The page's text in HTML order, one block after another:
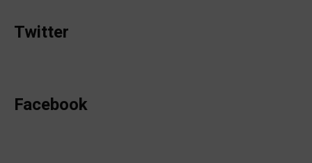
Twitter
Facebook